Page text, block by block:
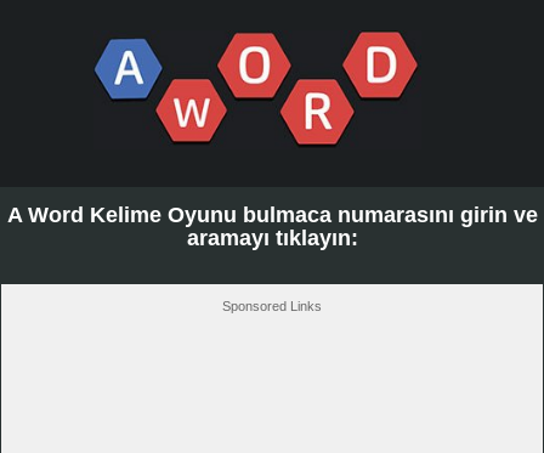
A Word Kelime Oyunu bulmaca numarasını girin ve
aramayı tıklayın:
Sponsored Links